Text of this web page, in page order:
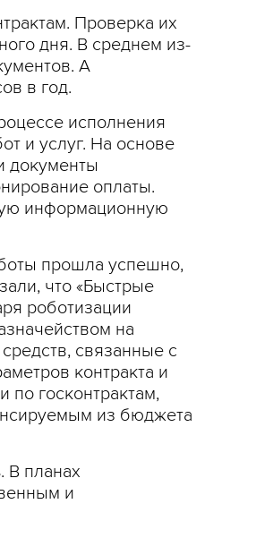
Проверка их
дня. В среднем из-
А
в год.
исполнения
и услуг. На основе
документы
оплаты.
информационную
прошла успешно,
что «Быстрые
роботизации
на
связанные с
контракта и
по госконтрактам,
из бюджета
В планах
и